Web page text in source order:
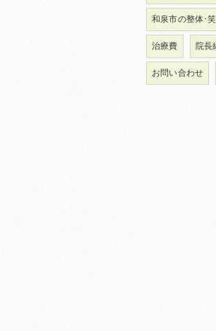
和泉市の整体･
治療費 院長
お問い合わせ